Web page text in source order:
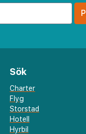
Sök
Charter
Flyg
Storstad
Hotell
Hyrbil